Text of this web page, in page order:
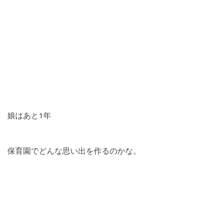
娘はあと1年
保育園でどんな思い出を作るのかな。